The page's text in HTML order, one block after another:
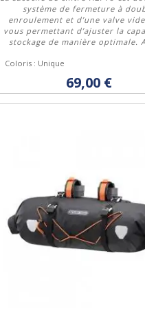
Acheter
système de fermeture à
enroulement et d’une valve vide
vous permettant d’ajuster la
stockage de manière optimale.
Coloris : Unique
69,00 €